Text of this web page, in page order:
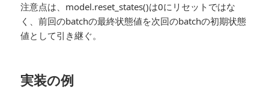
注意点は、model.reset_states()は0にリセットではな
く、前回のbatchの最終状態値を次回のbatchの初期状態
値として引き継ぐ。
実装の例